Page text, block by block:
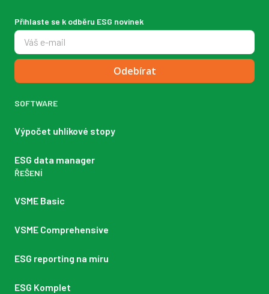
Přihlaste se k odběru ESG novinek
Odebírat
SOFTWARE
Výpočet uhlíkové stopy
ESG data manager
ŘEŠENÍ
VSME Basic
VSME Comprehensive
ESG reporting na míru
ESG Komplet